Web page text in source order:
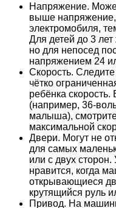
Напряжение.
выше
электромобиля,
Для детей до 3
но для непосед
напряжением 24
Скорость.
чётко
ребёнка
(например, 36-
малыша),
максимальной
Двери. Могут не
для самых
или с двух сторон.
нравится, когда
открывающиеся
крутящийся руль
Привод. На